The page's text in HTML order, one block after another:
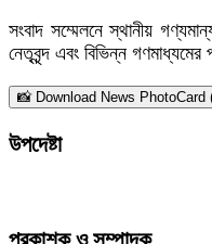
সংবাদ সম্মেলনে স্থানীয়
নেতৃবৃন্দ এবং বিভিন্ন গণমাধ্যমের
📸 Download News PhotoCard
উপদেষ্টা